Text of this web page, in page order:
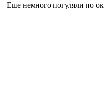
Еще немного погуляли по